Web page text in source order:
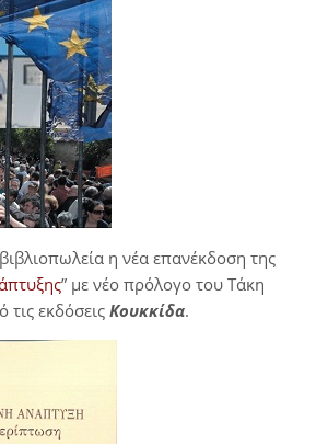
η νέα επανέκδοση της
” με νέο πρόλογο του Τάκη
εκδόσεις Κουκκίδα.